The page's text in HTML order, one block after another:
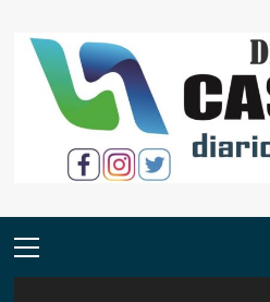
contenido
Menú